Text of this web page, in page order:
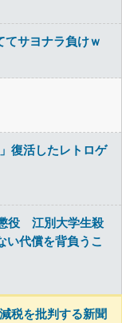
サヨナラ負けｗ
復活したレトロゲ
役 江別大学生殺
い代償を背負うこ
税を批判する新聞